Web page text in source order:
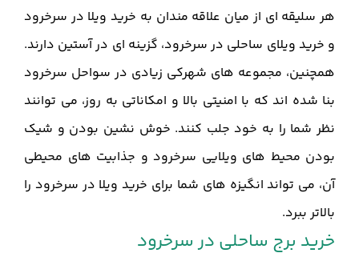
هر سلیقه ای از میان علاقه مندان به خرید ویلا در سرخرود
و خرید ویلای ساحلی در سرخرود، گزینه ای در آستین دارند.
همچنین، مجموعه های شهرکی زیادی در سواحل سرخرود
بنا شده اند که با امنیتی بالا و امکاناتی به روز، می توانند
نظر شما را به خود جلب کنند. خوش نشین بودن و شیک
بودن محیط های ویلایی سرخرود و جذابیت های محیطی
آن، می تواند انگیزه های شما برای خرید ویلا در سرخرود را
بالاتر ببرد.
خرید برج ساحلی در سرخرود